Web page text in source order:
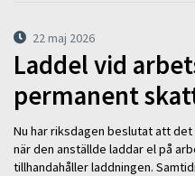
22 maj 2026
Laddel vid
permanent
Nu har riksdagen beslutat att
när den anställde laddar el på
tillhandahåller laddningen.